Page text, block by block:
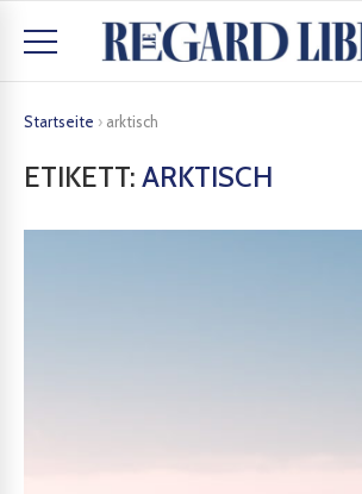
Startseite › arktisch
ETIKETT: ARKTISCH